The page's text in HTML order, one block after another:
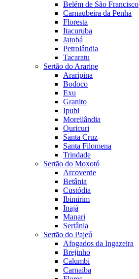
Belém de São Francisco
Carnaubeira da Penha
Floresta
Itacuruba
Jatobá
Petrolândia
Tacaratu
Sertão do Araripe
Araripina
Bodoco
Exu
Granito
Ipubi
Moreilândia
Ouricuri
Santa Cruz
Santa Filomena
Trindade
Sertão do Moxotó
Arcoverde
Betânia
Custódia
Ibimirim
Inajá
Manari
Sertânia
Sertão do Pajeú
Afogados da Ingazeira
Brejinho
Calumbi
Carnaíba